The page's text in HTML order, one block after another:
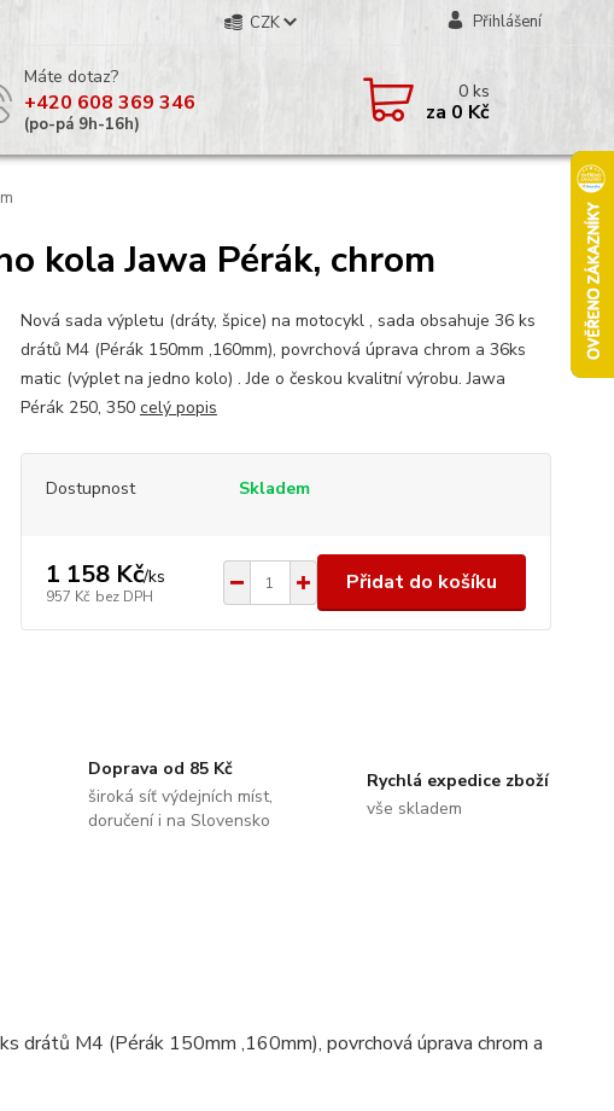
CZK Přihlášení
Máte dotaz?
+420 608 369 346
(po-pá 9h-16h)
0ks
za 0 Kč
kola Jawa Pérák, chrom
Nová sada výpletu (dráty, špice) na motocykl , sada obsahuje 36 ks
drátů M4 (Pérák 150mm ,160mm), povrchová úprava chrom a 36ks
matic (výplet na jedno kolo) . Jde o českou kvalitní výrobu. Jawa
Pérák 250, 350 celý popis
Dostupnost Skladem
1 158 Kč/ks
957 Kč bez DPH
Přidat do košíku
Doprava od 85 Kč
široká síť výdejních míst,
doručení i na Slovensko
Rychlá expedice zboží
vše skladem
drátů M4 (Pérák 150mm ,160mm), povrchová úprava chrom a